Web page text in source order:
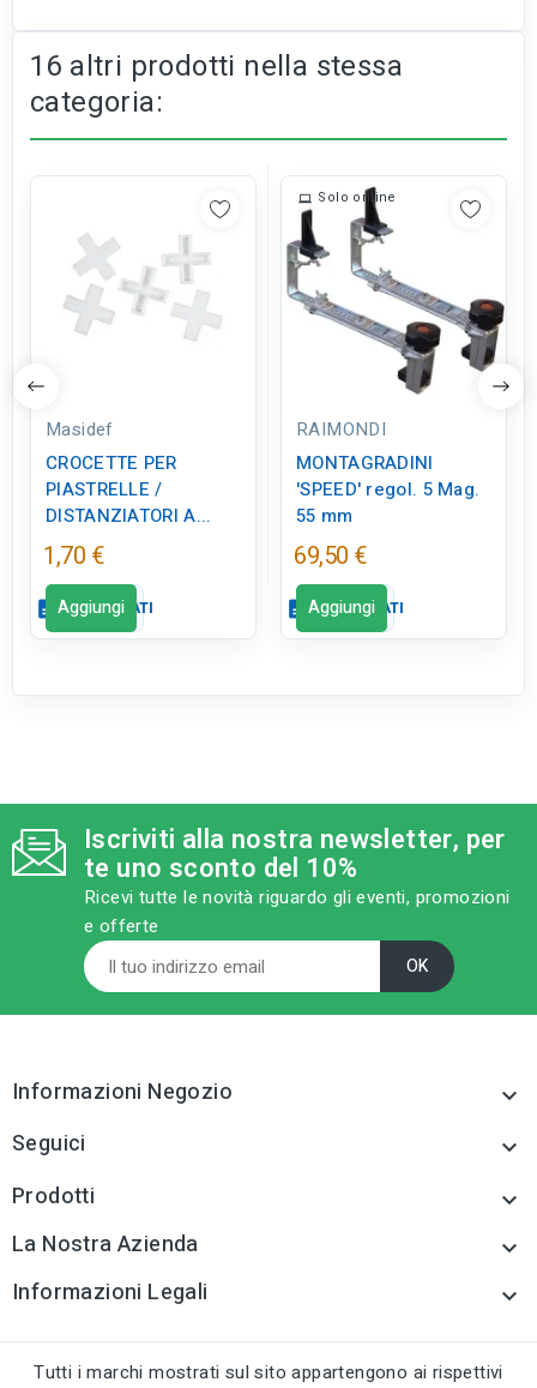
16 altri prodotti nella stessa
categoria:
Masidef
CROCETTE PER
PIASTRELLE /
DISTANZIATORI A...
1,70 €
descriptionSCHEDA DATI
Scheda dati close
Aggiungi
Solo online
RAIMONDI
MONTAGRADINI
'SPEED' regol. 5 Mag.
55 mm
69,50 €
descriptionSCHEDA DATI
sell
CATEGORIA PRODOTTO
Attrezzature per
piastrellisti
tuneTIPO
Attrezzature per
piastrellisti
Aggiungi
Iscriviti alla nostra newsletter, per
te uno sconto del 10%
Ricevi tutte le novità riguardo gli eventi, promozioni
e offerte
Informazioni Negozio 
Seguici 
Prodotti 
La Nostra Azienda 
Informazioni Legali 
Tutti i marchi mostrati sul sito appartengono ai rispettivi